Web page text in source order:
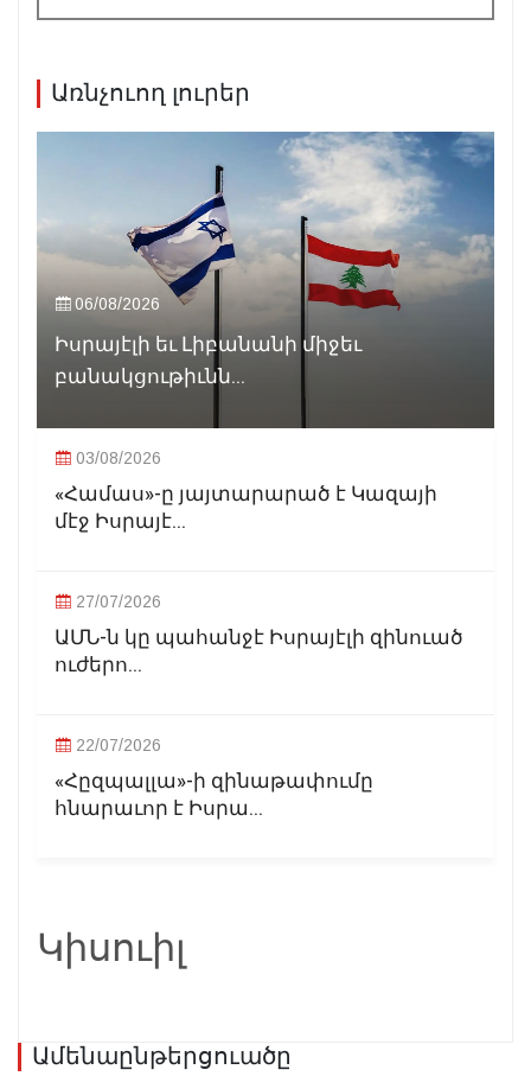
Առնչուող լուրեր
06/08/2026
Իսրայէլի եւ Լիբանանի միջեւ
բանակցութիւնն...
03/08/2026
«Համաս»-ը յայտարարած է Կազայի
մէջ Իսրայէ...
27/07/2026
ԱՄՆ-ն կը պահանջէ Իսրայէլի զինուած
ուժերո...
22/07/2026
«Հըզպալլա»-ի զինաթափումը
հնարաւոր է Իսրա...
Կիսուիլ
Ամենաընթերցուածը